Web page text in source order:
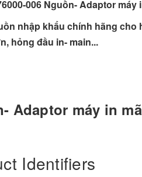
006 Nguồn- Adaptor
nhập khẩu chính hãng
hỏng đầu in- main...
Adaptor máy in
Identifiers